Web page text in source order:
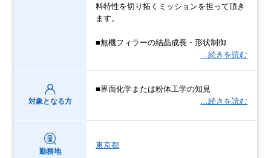
料特性を切り拓くミッションを担って頂き
ます。
■無機フィラーの結晶成長・形状制御
…続きを読む
対象となる方
■界面化学または粉体工学の知見
…続きを読む
勤務地
東京都